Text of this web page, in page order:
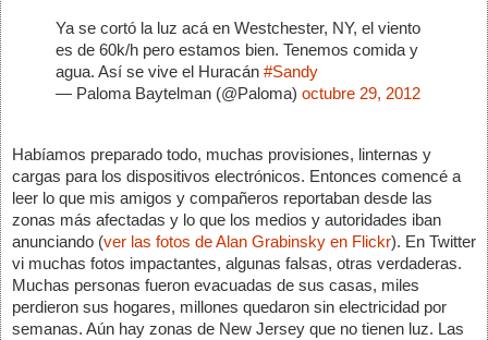
Ya se cortó la luz acá en Westchester, NY, el viento
es de 60k/h pero estamos bien. Tenemos comida y
agua. Así se vive el Huracán #Sandy
— Paloma Baytelman (@Paloma) octubre 29, 2012
Habíamos preparado todo, muchas provisiones, linternas y
cargas para los dispositivos electrónicos. Entonces comencé a
leer lo que mis amigos y compañeros reportaban desde las
zonas más afectadas y lo que los medios y autoridades iban
anunciando (ver las fotos de Alan Grabinsky en Flickr). En Twitter
vi muchas fotos impactantes, algunas falsas, otras verdaderas.
Muchas personas fueron evacuadas de sus casas, miles
perdieron sus hogares, millones quedaron sin electricidad por
semanas. Aún hay zonas de New Jersey que no tienen luz. Las